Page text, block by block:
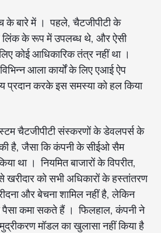
के बारे में । पहले, चैटजीपीटी के
के रूप में उपलब्ध थे, और ऐसी
कोई आधिकारिक तंत्र नहीं था ।
आला कार्यों के लिए एआई ऐप
प्रदान करके इस समस्या को हल किया
चैटजीपीटी संस्करणों के डेवलपर्स के
है, जैसा कि कंपनी के सीईओ सैम
था । नियमित बाजारों के विपरीत,
खरीदार को सभी अधिकारों के हस्तांतरण
और बेचना शामिल नहीं है, लेकिन
पैसा कमा सकते हैं । फिलहाल, कंपनी ने
मॉडल का खुलासा नहीं किया है